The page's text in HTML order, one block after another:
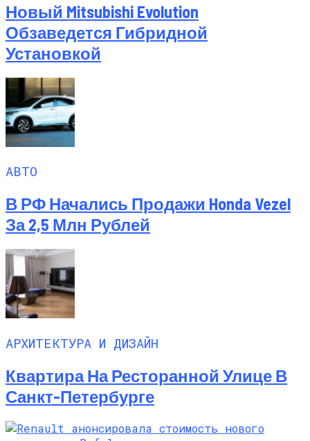
Новый Mitsubishi Evolution
Обзаведется Гибридной
Установкой
АВТО
В РФ Начались Продажи Honda Vezel
За 2,5 Млн Рублей
АРХИТЕКТУРА И ДИЗАЙН
Квартира На Ресторанной Улице В
Санкт-Петербурге